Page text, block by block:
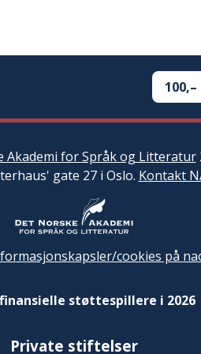
100,–
Akademi for Språk og Litteratur
gate 27 i Oslo. Kontakt
cookies på
finansielle støttespillere i 2026
Private stiftelser